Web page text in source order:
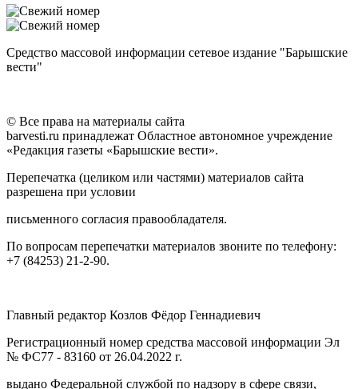
Средство массовой информации сетевое издание "Барышские
вести"
© Все права на материалы сайта
barvesti.ru принадлежат Областное автономное учреждение
«Редакция газеты «Барышские вести».
Перепечатка (целиком или частями) материалов сайта
разрешена при условии
письменного согласия правообладателя.
По вопросам перепечатки материалов звоните по телефону:
+7 (84253) 21-2-90.
Главный редактор Козлов Фёдор Геннадиевич
Регистрационный номер средства массовой информации Эл
№ ФС77 - 83160 от 26.04.2022 г.
выдано Федеральной службой по надзору в сфере связи,